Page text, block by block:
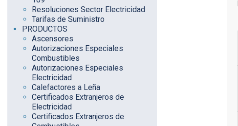
Resoluciones Sector Electricidad
Tarifas de Suministro
PRODUCTOS
Ascensores
Autorizaciones Especiales
Combustibles
Autorizaciones Especiales
Electricidad
Calefactores a Leña
Certificados Extranjeros de
Electricidad
Certificados Extranjeros de